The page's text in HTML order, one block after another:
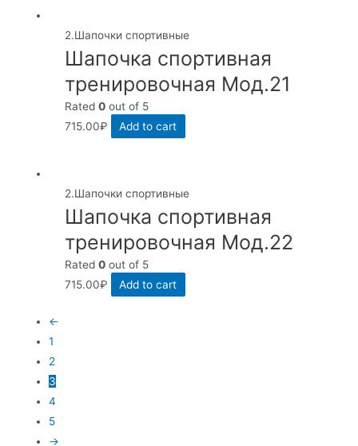
2.Шапочки спортивные
Шапочка спортивная
тренировочная Мод.21
Rated0 out of 5
715.00₽ Add to cart
2.Шапочки спортивные
Шапочка спортивная
тренировочная Мод.22
Rated0 out of 5
715.00₽ Add to cart
←
1
2
3
4
5
→